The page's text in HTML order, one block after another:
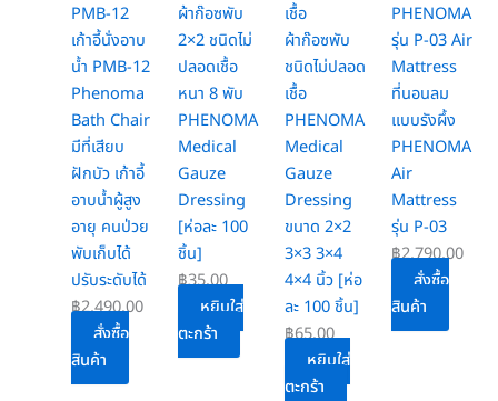
เก้าอี้นั่งอาบ
น้ำ PMB-12
Phenoma
Bath Chair
มีที่เสียบ
ฝักบัว เก้าอี้
อาบน้ำผู้สูง
อายุ คนป่วย
พับเก็บได้
ปรับระดับได้
฿2,490.00
สั่งซื้อ
สินค้า
ผ้าก๊อซพับ
2×2 ชนิดไม่
ปลอดเชื้อ
หนา 8 พับ
PHENOMA
Medical
Gauze
Dressing
[ห่อละ 100
ชิ้น]
฿35.00
หยิบใส่
ตะกร้า
ผ้าก๊อซพับ
ชนิดไม่ปลอด
เชื้อ
PHENOMA
Medical
Gauze
Dressing
ขนาด 2×2
3×3 3×4
4×4 นิ้ว [ห่อ
ละ 100 ชิ้น]
฿65.00
หยิบใส่
ตะกร้า
ที่นอนลม
แบบรังผึ้ง
PHENOMA
Air
Mattress
รุ่น P-03
฿2,790.00
สั่งซื้อ
สินค้า